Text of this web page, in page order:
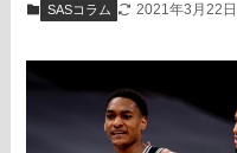
SASコラム 2021年3月22日